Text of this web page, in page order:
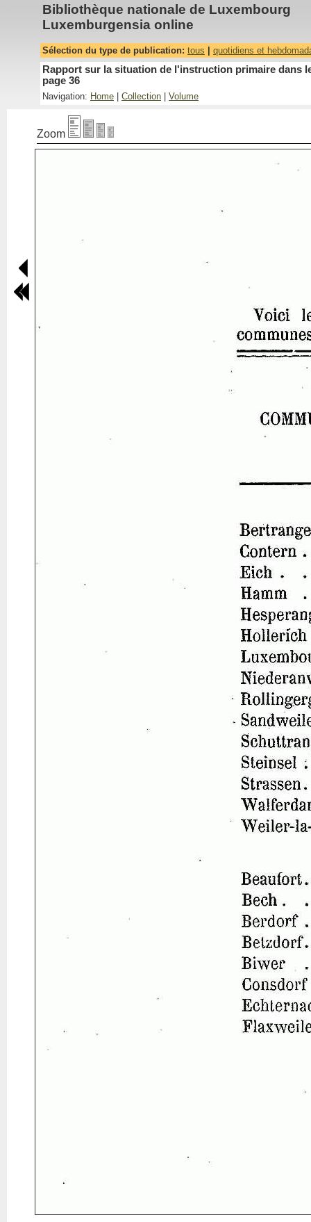
Bibliothèque nationale de Luxembourg
Luxemburgensia online
Sélection du type de publication: tous quotidiens et
Rapport sur la situation de l'instruction primaire dans
page 36
Navigation: Home Collection Volume
Zoom